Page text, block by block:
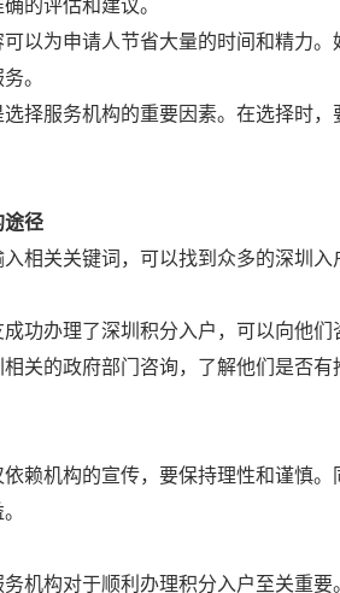
的评估和建议。
以为申请人节省大量的时间和精力
。
择服务机构的重要因素。在选择时
途径
相关关键词，可以找到众多的深圳
功办理了深圳积分入户，可以向他
关的政府部门咨询，了解他们是否有
赖机构的宣传，要保持理性和谨慎
机构对于顺利办理积分入户至关重